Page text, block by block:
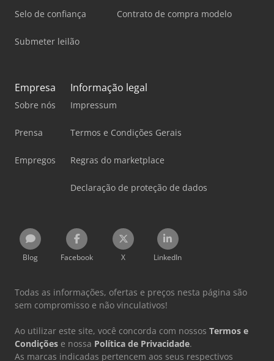
Selo de confiança
Submeter leilão
Contrato de compra modelo
Empresa
Sobre nós
Prensa
Empregos
Informação legal
Impressum
Termos e Condições Gerais
Regras do marketplace
Declaração de proteção de dados
Blog Facebook X LinkedIn
Todas as informações, ofertas e preços nesta página são
sem compromisso e não vinculativos!
Ao utilizar este site, você concorda com nossos Termos e
Condições e nossa Política de Privacidade.
As marcas indicadas pertencem aos seus respectivos